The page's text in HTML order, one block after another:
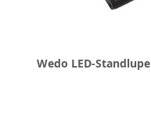
Wedo LED-Standlupe